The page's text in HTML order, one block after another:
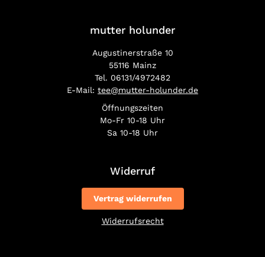
mutter holunder
Augustinerstraße 10
55116 Mainz
Tel. 06131/4972482
E-Mail: tee@mutter-holunder.de
Öffnungszeiten
Mo-Fr 10-18 Uhr
Sa 10-18 Uhr
Widerruf
Vertrag widerrufen
Widerrufsrecht